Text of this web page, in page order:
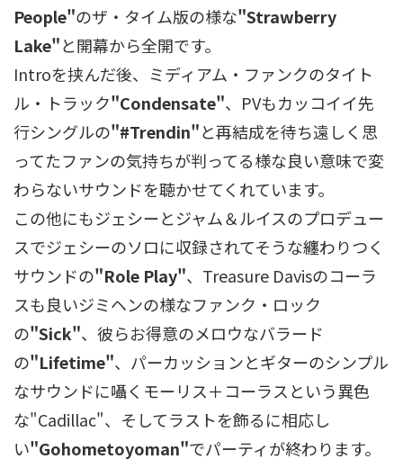
People"のザ・タイム版の様な"Strawberry
Lake"と開幕から全開です。
Introを挟んだ後、ミディアム・ファンクのタイト
ル・トラック"Condensate"、PVもカッコイイ先
行シングルの"#Trendin"と再結成を待ち遠しく思
ってたファンの気持ちが判ってる様な良い意味で変
わらないサウンドを聴かせてくれています。
この他にもジェシーとジャム＆ルイスのプロデュー
スでジェシーのソロに収録されてそうな纏わりつく
サウンドの"Role Play"、Treasure Davisのコーラ
スも良いジミヘンの様なファンク・ロック
の"Sick"、彼らお得意のメロウなバラード
の"Lifetime"、パーカッションとギターのシンプル
なサウンドに囁くモーリス＋コーラスという異色
な"Cadillac"、そしてラストを飾るに相応し
い"Gohometoyoman"でパーティが終わります。